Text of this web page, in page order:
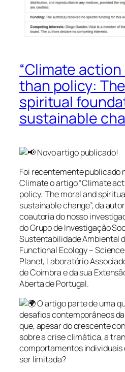
“Climate
than policy:
spiritual
sustainable
Novo artigo publicado!
Foi recentemente publicado
Climate o artigo “Climate
policy: The moral and
sustainable change”, da
coautoria do nosso
do Grupo de Investigação
Sustentabilidade Ambiental
Functional Ecology –
Planet, Laboratório
de Coimbra e da sua
Aberta de Portugal.
O artigo parte de uma
desafios contemporâneos
que, apesar do crescente
sobre a crise climática, a
comportamentos individuais
ser limitada?